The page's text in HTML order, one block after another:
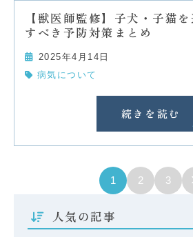
【獣医師監修】子犬・子猫
すべき予防対策まとめ
2025年4月14日
病気について
続きを読む
1 2 3
人気の記事